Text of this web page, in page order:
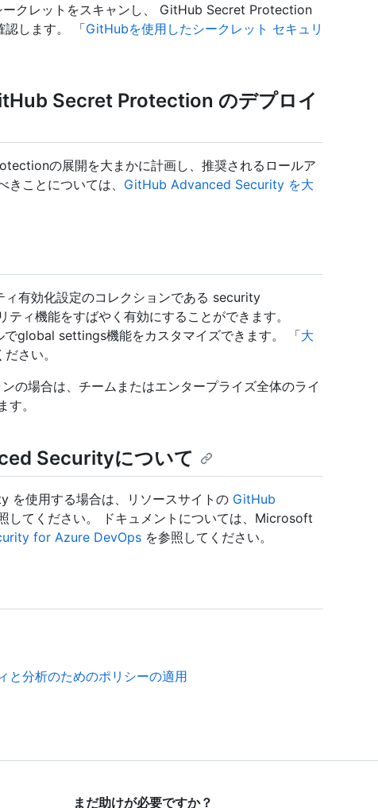
ークレットをスキャンし、 GitHub Secret Protection
認します。 「GitHubを使用したシークレット セキュリ
Secret Protection のデプロイ
の展開を大まかに計画し、推奨されるロールア
ことについては、 GitHub Advanced Security を大
有効化設定のコレクションである security
ィ機能をすばやく有効にすることができます。
global settings機能をカスタマイズできます。 「大
さい。
場合は、チームまたはエンタープライズ全体のライ
。
Securityについて
使用する場合は、リソースサイトの GitHub
してください。 ドキュメントについては、Microsoft
for Azure DevOps を参照してください。
と分析のためのポリシーの適用
まだ助けが必要ですか？